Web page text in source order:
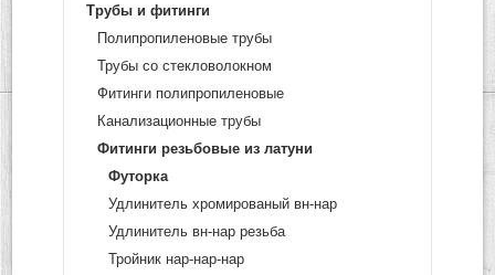
Трубы и фитинги
Полипропиленовые трубы
Трубы со стекловолокном
Фитинги полипропиленовые
Канализационные трубы
Фитинги резьбовые из латуни
Футорка
Удлинитель хромированый вн-нар
Удлинитель вн-нар резьба
Тройник нар-нар-нар